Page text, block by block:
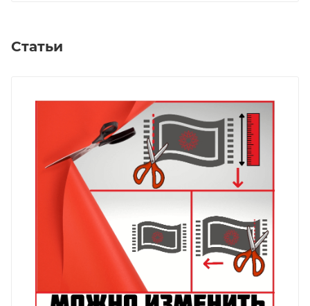
Статьи